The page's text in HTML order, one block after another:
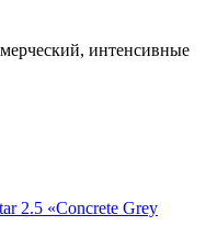
интенсивные